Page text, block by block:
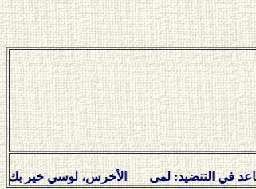
لمى الأخرس، لوسي خير بك، نبيل